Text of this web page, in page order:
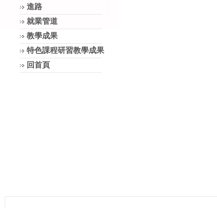
進路
就業管道
教學成果
特色課程研習教學成果
回首頁